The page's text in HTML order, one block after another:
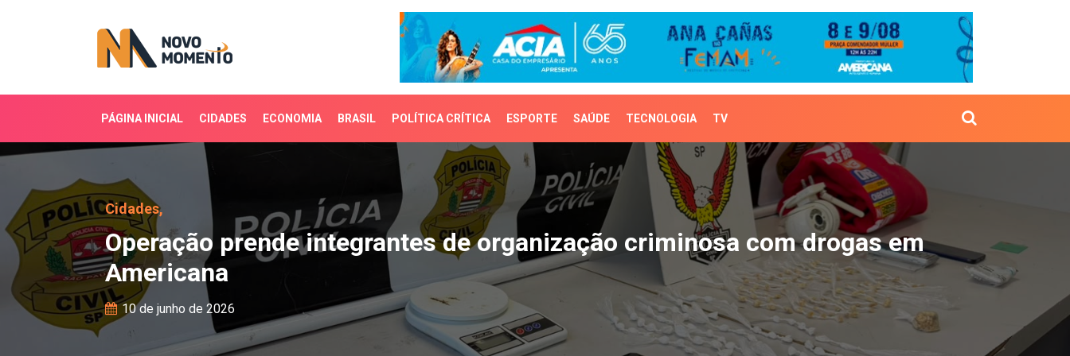
PÁGINA INICIAL CIDADES ECONOMIA BRASIL POLÍTICA CRÍTICA ESPORTE SAÚDE TECNOLOGIA TV
Operação prende integrantes de organização criminosa com drogas em
Cidades,
Operação prende integrantes de organização criminosa com drogas em
Americana
10 de junho de 2026